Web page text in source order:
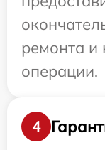
ремонта и
операции.
4